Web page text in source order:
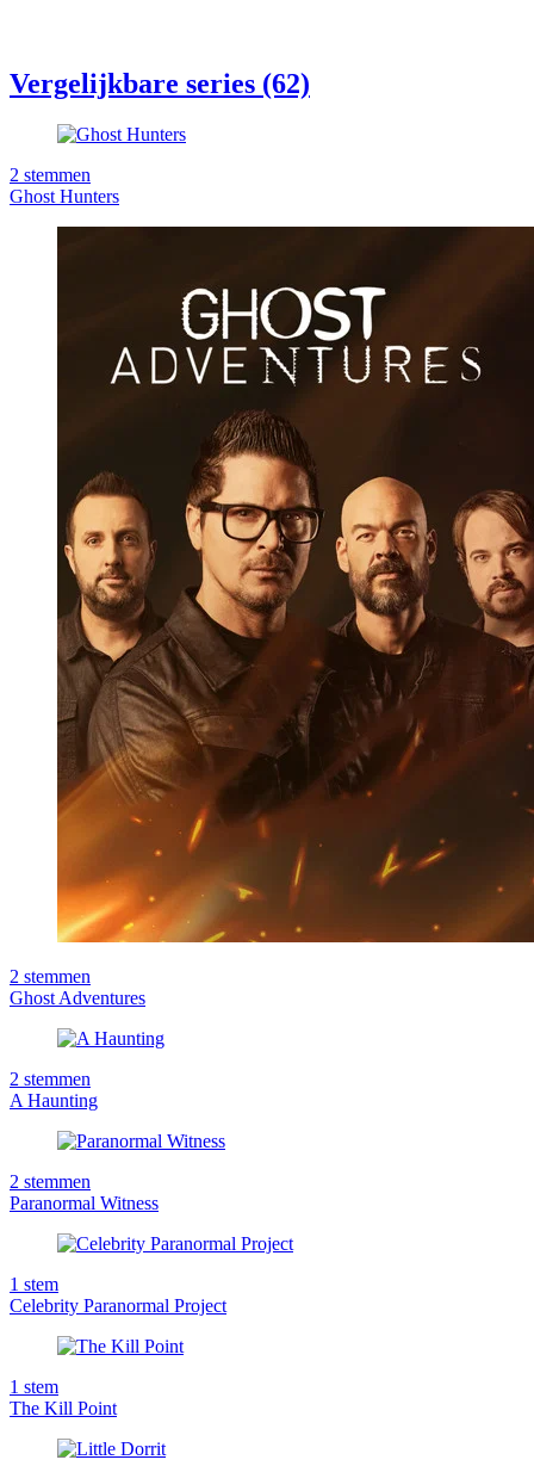
Vergelijkbare series (62)
2 stemmen
Ghost Hunters
2 stemmen
Ghost Adventures
2 stemmen
A Haunting
2 stemmen
Paranormal Witness
1 stem
Celebrity Paranormal Project
1 stem
The Kill Point